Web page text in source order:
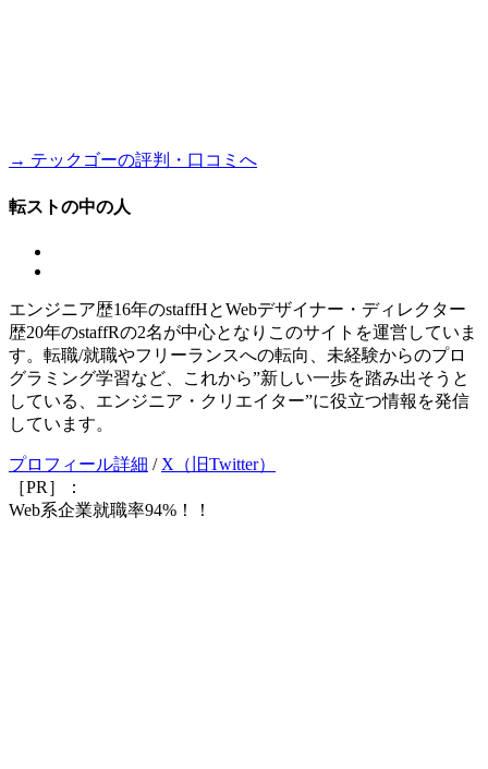
→ テックゴーの評判・口コミへ
転ストの中の人
エンジニア歴16年のstaffHとWebデザイナー・ディレクター
歴20年のstaffRの2名が中心となりこのサイトを運営していま
す。転職/就職やフリーランスへの転向、未経験からのプロ
グラミング学習など、これから”新しい一歩を踏み出そうと
している、エンジニア・クリエイター”に役立つ情報を発信
しています。
プロフィール詳細 / X（旧Twitter）
［PR］：
Web系企業就職率94%！！